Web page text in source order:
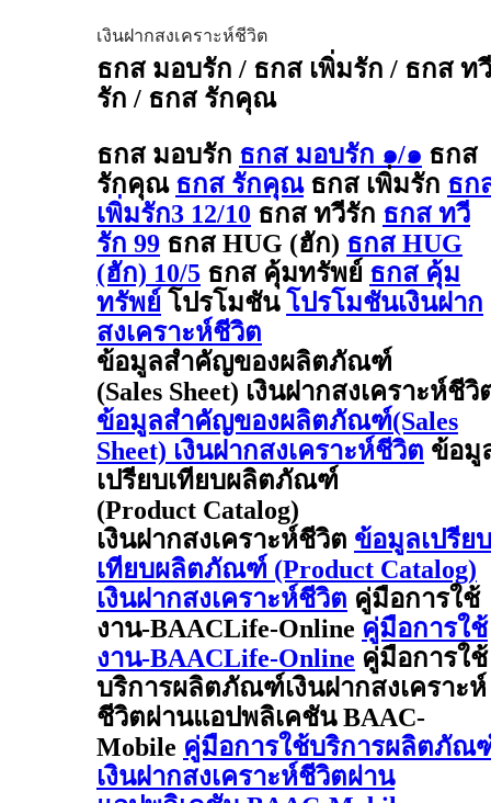
เงินฝากสงเคราะห์ชีวิต
ธกส มอบรัก / ธกส เพิ่มรัก / ธกส ทวี
รัก / ธกส รักคุณ
ธกส มอบรัก ธกส มอบรัก ๑/๑ ธกส
รักคุณ ธกส รักคุณ ธกส เพิ่มรัก ธก
เพิ่มรัก3 12/10 ธกส ทวีรัก ธกส ทวี
รัก 99 ธกส HUG (ฮัก) ธกส HUG
(ฮัก) 10/5 ธกส คุ้มทรัพย์ ธกส คุ้ม
ทรัพย์ โปรโมชัน โปรโมชันเงินฝาก
สงเคราะห์ชีวิต
ข้อมูลสำคัญของผลิตภัณฑ์
(Sales Sheet) เงินฝากสงเคราะห์ชีวิ
ข้อมูลสำคัญของผลิตภัณฑ์(Sales
Sheet) เงินฝากสงเคราะห์ชีวิต ข้อมู
เปรียบเทียบผลิตภัณฑ์
(Product Catalog)
เงินฝากสงเคราะห์ชีวิต ข้อมูลเปรียบ
เทียบผลิตภัณฑ์ (Product Catalog)
เงินฝากสงเคราะห์ชีวิต คู่มือการใช้
งาน-BAACLife-Online คู่มือการใช้
งาน-BAACLife-Online คู่มือการใช้
บริการผลิตภัณฑ์เงินฝากสงเคราะห์
ชีวิตผ่านแอปพลิเคชัน BAAC-
Mobile คู่มือการใช้บริการผลิตภัณ
เงินฝากสงเคราะห์ชีวิตผ่าน